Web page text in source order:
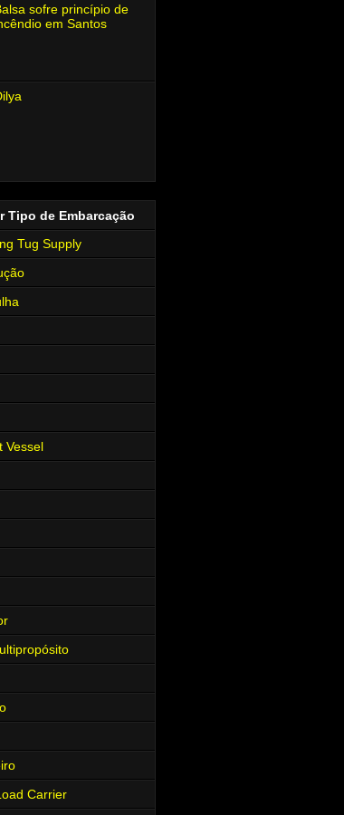
sofre princípio de
em Santos
Tipo de Embarcação
Tug Supply
Vessel
Carrier